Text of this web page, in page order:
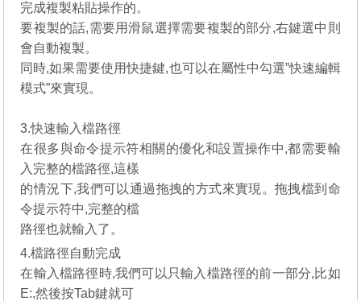
完成複製粘貼操作的。
要複製的話,需要用滑鼠選擇需要複製的部分,右鍵選中則
會自動複製。
同時,如果需要使用快捷鍵,也可以在屬性中勾選”快速編輯
模式”來實現。
3.快速輸入檔路徑
在很多與命令提示符相關的優化和設置操作中,都需要輸
入完整的檔路徑,這樣
的情況下,我們可以通過拖拽的方式來實現。拖拽檔到命
令提示符中,完整的檔
路徑也就輸入了。
4.檔路徑自動完成
在輸入檔路徑時,我們可以只輸入檔路徑的前一部分,比如
E:,然後按Tab鍵就可